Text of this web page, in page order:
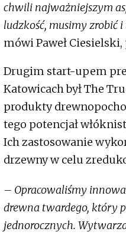
chwili najważniejszym
ludzkość, musimy zrobić
mówi Paweł
Drugim start-upem
Katowicach był The
produkty
tego potencjał
Ich zastosowanie
drzewny w celu
– Opracowaliśmy
drewna twardego, który
jednorocznych.